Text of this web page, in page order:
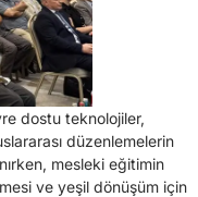
dostu teknolojiler,
düzenlemelerin
mesleki eğitimin
ve yeşil dönüşüm için